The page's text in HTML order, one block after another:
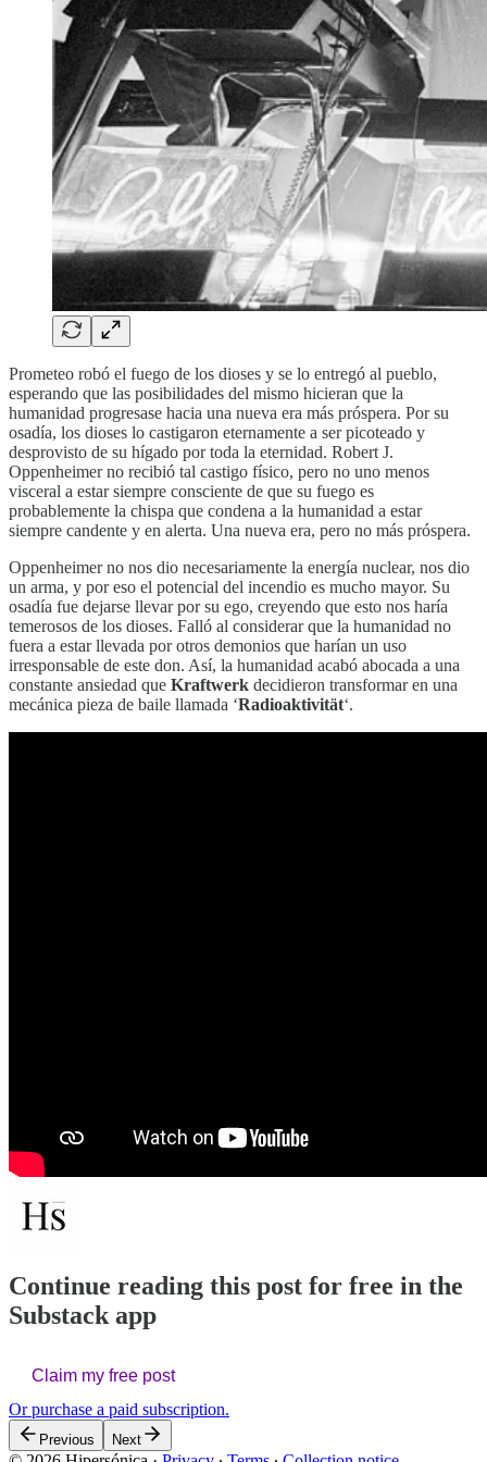
Prometeo robó el fuego de los dioses y se lo entregó al pueblo,
esperando que las posibilidades del mismo hicieran que la
humanidad progresase hacia una nueva era más próspera. Por su
osadía, los dioses lo castigaron eternamente a ser picoteado y
desprovisto de su hígado por toda la eternidad. Robert J.
Oppenheimer no recibió tal castigo físico, pero no uno menos
visceral a estar siempre consciente de que su fuego es
probablemente la chispa que condena a la humanidad a estar
siempre candente y en alerta. Una nueva era, pero no más próspera.
Oppenheimer no nos dio necesariamente la energía nuclear, nos dio
un arma, y por eso el potencial del incendio es mucho mayor. Su
osadía fue dejarse llevar por su ego, creyendo que esto nos haría
temerosos de los dioses. Falló al considerar que la humanidad no
fuera a estar llevada por otros demonios que harían un uso
irresponsable de este don. Así, la humanidad acabó abocada a una
constante ansiedad que Kraftwerk decidieron transformar en una
mecánica pieza de baile llamada ‘Radioaktivität‘.
Continue reading this post for free in the
Substack app
Claim my free post
Or purchase a paid subscription.
Previous Next